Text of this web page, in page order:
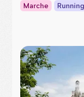
Marche Running